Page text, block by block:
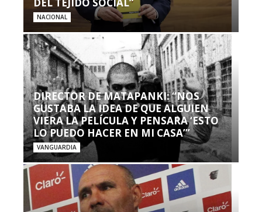
NACIONAL
DIRECTOR DE MATAPANKI: “NOS
GUSTABA LA IDEA DE QUE ALGUIEN
VIERA LA PELÍCULA Y PENSARA ‘ESTO
LO PUEDO HACER EN MI CASA’”
VANGUARDIA